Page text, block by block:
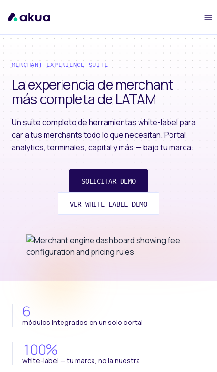
MERCHANT EXPERIENCE SUITE
La experiencia de merchant
más completa de LATAM
Un suite completo de herramientas white-label para
dar a tus merchants todo lo que necesitan. Portal,
analytics, terminales, capital y más — bajo tu marca.
SOLICITAR DEMO
VER WHITE-LABEL DEMO
6
módulos integrados en un solo portal
100%
white-label — tu marca, no la nuestra